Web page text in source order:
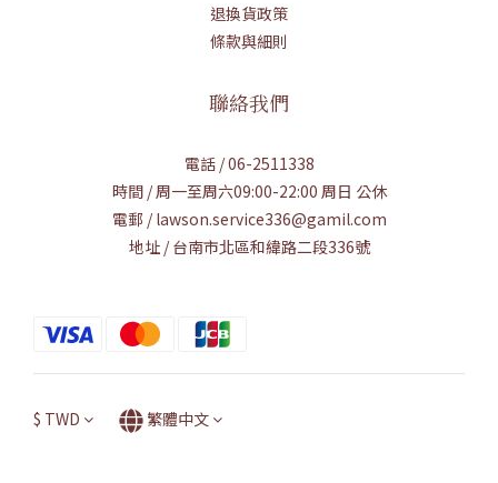
退換貨政策
條款與細則
聯絡我們
電話 / 06-2511338
時間 / 周一至周六09:00-22:00 周日 公休
電郵 / lawson.service336@gamil.com
地址 / 台南市北區和緯路二段336號
$ TWD 繁體中文